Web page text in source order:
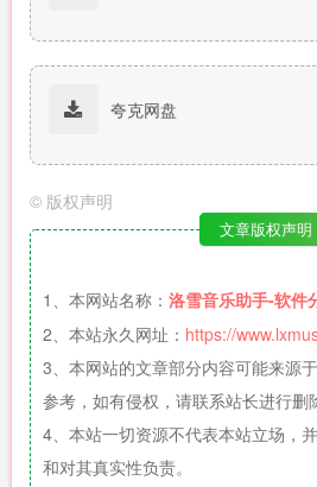
夸克网盘
© 版权声明
文章版权声明
1、本网站名称： 洛雪音乐助手-软件
2、本站永久网址： https://
3、本网站的文章部分内容可能来源
参考，如有侵权，请联系站长进行删
4、本站一切资源不代表本站立场，
和对其真实性负责。